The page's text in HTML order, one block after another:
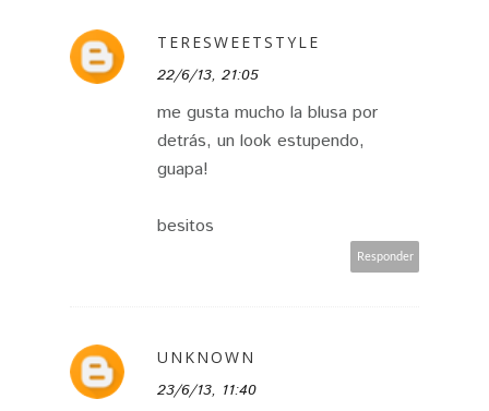
TERESWEETSTYLE
22/6/13, 21:05
me gusta mucho la blusa por
detrás, un look estupendo,
guapa!
besitos
Responder
UNKNOWN
23/6/13, 11:40